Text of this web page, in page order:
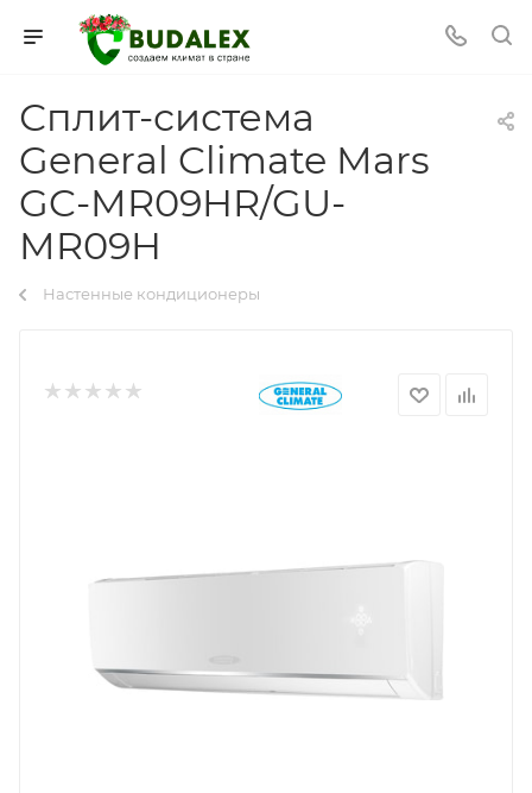
Сплит-система
General Climate Mars
GC-MR09HR/GU-
MR09H
Настенные кондиционеры